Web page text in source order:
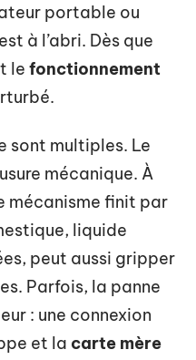
portable ou
à l’abri. Dès que
le fonctionnement
sont multiples. Le
mécanique. À
mécanisme finit par
liquide
peut aussi gripper
Parfois, la panne
: une connexion
et la carte mère